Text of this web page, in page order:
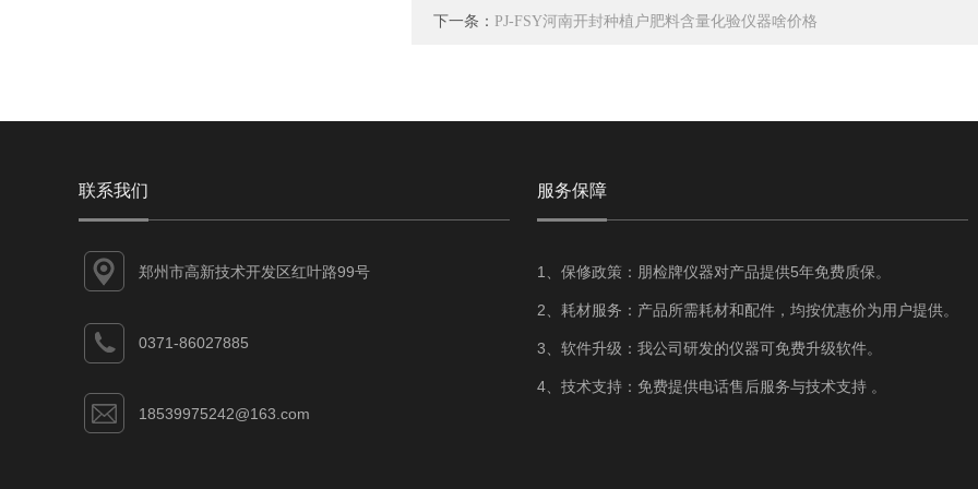
下一条： PJ-FSY河南开封种植户肥料含量化验仪器啥价格
联系我们
郑州市高新技术开发区红叶路99号
0371-86027885
18539975242@163.com
服务保障
1、保修政策：朋检牌仪器对产品提供5年免费质保。
2、耗材服务：产品所需耗材和配件，均按优惠价为用户提供。
3、软件升级：我公司研发的仪器可免费升级软件。
4、技术支持：免费提供电话售后服务与技术支持 。